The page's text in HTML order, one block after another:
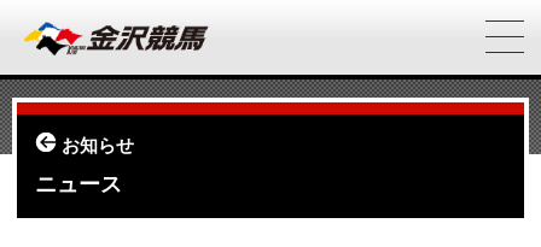
お知らせ
ニュース